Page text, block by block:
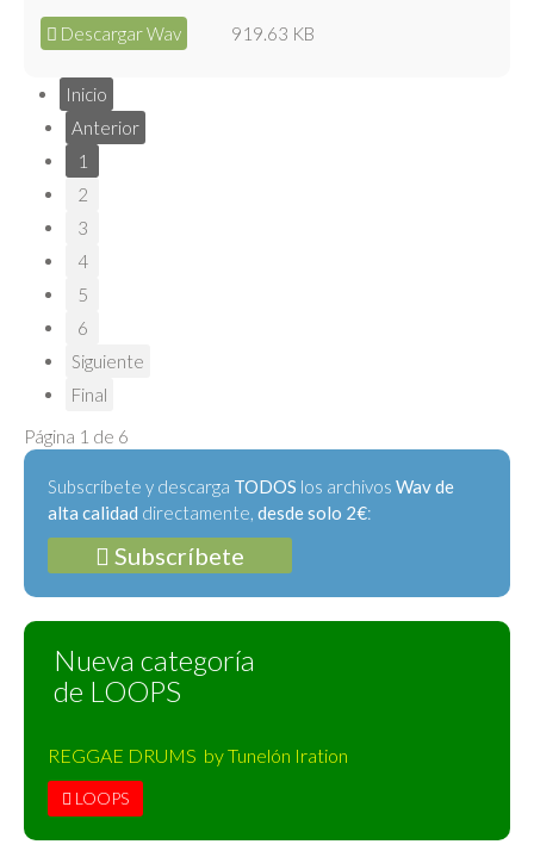
Descargar Wav 919.63 KB
Inicio
Anterior
1
2
3
4
5
6
Siguiente
Final
Página 1 de 6
Subscríbete y descarga TODOS los archivos Wav de
alta calidad directamente, desde solo 2€:
Subscríbete
Nueva categoría
de LOOPS
REGGAE DRUMS by Tunelón Iration
LOOPS